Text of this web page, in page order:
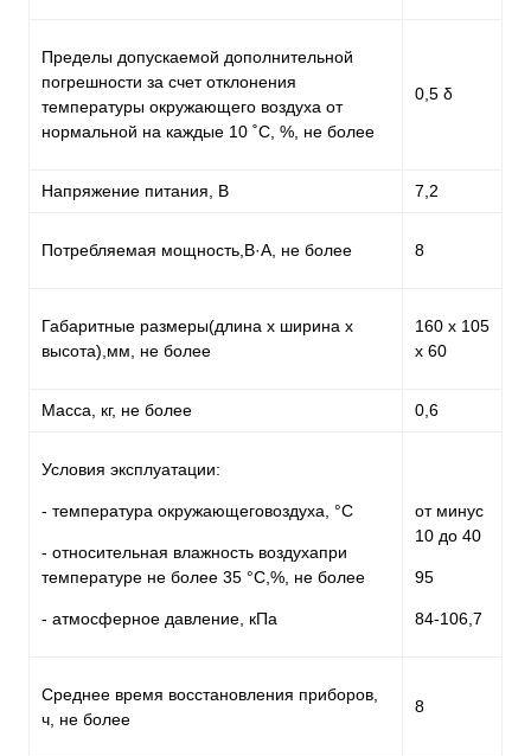
Пределы допускаемой дополнительной
погрешности за счет отклонения
температуры окружающего воздуха от
нормальной на каждые 10 ˚С, %, не более
0,5 δ
Напряжение питания, В 7,2
Потребляемая мощность,В·А, не более 8
Габаритные размеры(длина х ширина х
высота),мм, не более
160 х 105
х 60
Масса, кг, не более 0,6
Условия эксплуатации:
- температура окружающеговоздуха, °С
- относительная влажность воздухапри
температуре не более 35 °С,%, не более
- атмосферное давление, кПа
от минус
10 до 40
95
84-106,7
Среднее время восстановления приборов,
ч, не более
8